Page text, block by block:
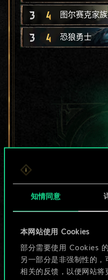
知情同意
本网站使用 Cookies
部分需要使用 Cookies
另一部分是非强制性的
相关的反馈，以便网站将
3 4 图尔赛克家
3 4 恐狼勇士
目前只是
牌，但能